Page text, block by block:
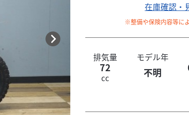
在庫確認・
※整備や保険内容等に
排気量 モデル年
72
cc 不明